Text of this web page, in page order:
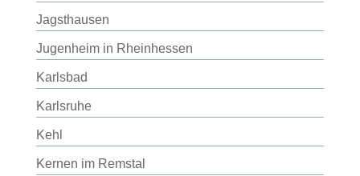
Jagsthausen
Jugenheim in Rheinhessen
Karlsbad
Karlsruhe
Kehl
Kernen im Remstal